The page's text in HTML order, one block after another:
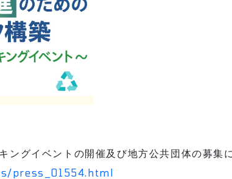
グイベントの開催及び地方公共団体の募集
press_01554.html